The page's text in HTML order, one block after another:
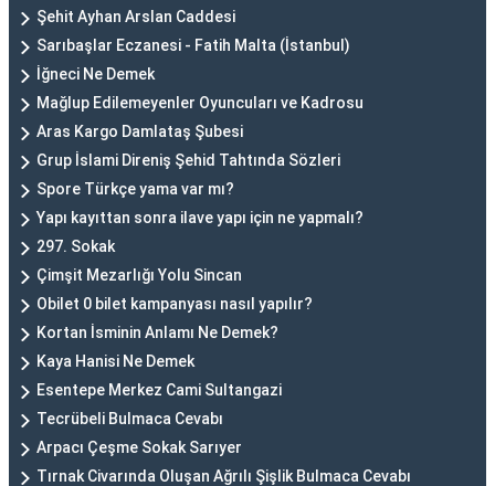
Şehit Ayhan Arslan Caddesi
Sarıbaşlar Eczanesi - Fatih Malta (İstanbul)
İğneci Ne Demek
Mağlup Edilemeyenler Oyuncuları ve Kadrosu
Aras Kargo Damlataş Şubesi
Grup İslami Direniş Şehid Tahtında Sözleri
Spore Türkçe yama var mı?
Yapı kayıttan sonra ilave yapı için ne yapmalı?
297. Sokak
Çimşit Mezarlığı Yolu Sincan
Obilet 0 bilet kampanyası nasıl yapılır?
Kortan İsminin Anlamı Ne Demek?
Kaya Hanisi Ne Demek
Esentepe Merkez Cami Sultangazi
Tecrübeli Bulmaca Cevabı
Arpacı Çeşme Sokak Sarıyer
Tırnak Civarında Oluşan Ağrılı Şişlik Bulmaca Cevabı